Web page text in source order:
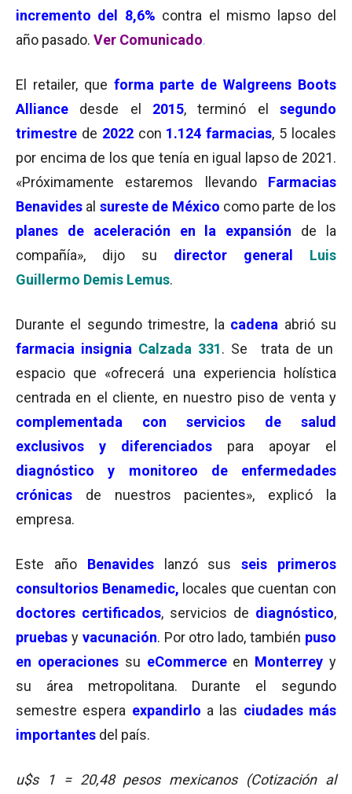
incremento del 8,6% contra el mismo lapso del
año pasado. Ver Comunicado.
El retailer, que forma parte de Walgreens Boots
Alliance
desde el 2015, terminó elsegundo
trimestre de 2022con 1.124 farmacias, 5 locales
por encima de los que tenía en igual lapso de 2021.
«Próximamente estaremos llevandoFarmacias
Benavides al sureste de México como parte de los
planes de aceleración en la expansión de la
compañía», dijo su director general
Luis
Guillermo Demis Lemus.
Durante el segundo trimestre, la cadena abrió su
farmacia insignia Calzada 331. Se trata de un
espacio que «ofrecerá una experiencia holística
centrada en el cliente, en nuestro piso de venta y
complementada con servicios de salud
exclusivos y diferenciados para apoyar el
diagnóstico y monitoreo de enfermedades
crónicas
de nuestros pacientes», explicó la
empresa.
Este año Benavideslanzó susseis primeros
consultorios Benamedic, locales que cuentan con
doctores certificados, servicios de diagnóstico,
pruebas y vacunación. Por otro lado, también puso
en operacionessu eCommerceen Monterrey y
su área metropolitana. Durante el segundo
semestre espera expandirlo a las ciudades más
importantes del país.
u$s 1 = 20,48 pesos mexicanos (Cotización al